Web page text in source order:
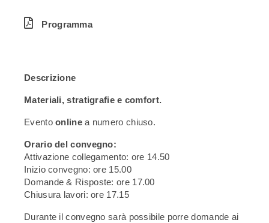
Programma
Descrizione
Materiali, stratigrafie e comfort.
Eventoonlinea numero chiuso.
Orario del convegno:
Attivazione collegamento: ore 14.50
Inizio convegno: ore 15.00
Domande & Risposte: ore 17.00
Chiusura lavori: ore 17.15
Durante il convegno sarà possibile porre domande ai